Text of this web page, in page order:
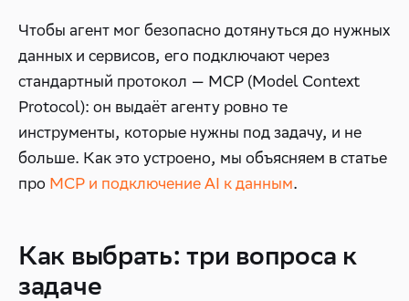
Чтобы агент мог безопасно дотянуться до нужных
данных и сервисов, его подключают через
стандартный протокол — MCP (Model Context
Protocol): он выдаёт агенту ровно те
инструменты, которые нужны под задачу, и не
больше. Как это устроено, мы объясняем в статье
про MCP и подключение AI к данным.
Как выбрать: три вопроса к
задаче